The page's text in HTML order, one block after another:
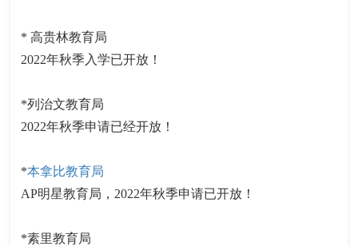
* 高贵林教育局
2022年秋季入学已开放！
*列治文教育局
2022年秋季申请已经开放！
*本拿比教育局
AP明星教育局，2022年秋季申请已开放！
*素里教育局